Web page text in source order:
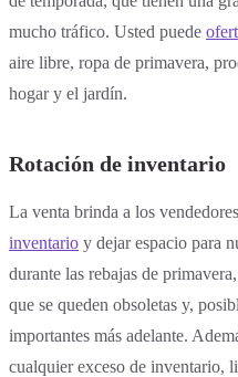
mucho tráfico. Usted puede
aire libre, ropa de primavera,
hogar y el jardín.
Rotación de inventario
La venta brinda a los
inventario y dejar espacio para
durante las rebajas de
que se queden obsoletas y,
importantes más adelante.
cualquier exceso de inventario,